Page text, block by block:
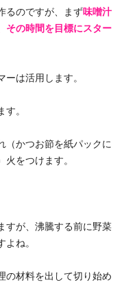
るのですが、まず味噌汁
その時間を目標にスター
は活用します。
。
（かつお節を紙パックに
をつけます。
すが、沸騰する前に野菜
ね。
の材料を出して切り始め